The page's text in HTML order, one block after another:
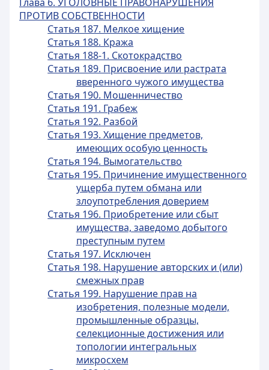
ПРОТИВ СОБСТВЕННОСТИ
Статья 187. Мелкое хищение
Статья 188. Кража
Статья 188-1. Скотокрадство
Статья 189. Присвоение или растрата
вверенного чужого имущества
Статья 190. Мошенничество
Статья 191. Грабеж
Статья 192. Разбой
Статья 193. Хищение предметов,
имеющих особую ценность
Статья 194. Вымогательство
Статья 195. Причинение имущественного
ущерба путем обмана или
злоупотребления доверием
Статья 196. Приобретение или сбыт
имущества, заведомо добытого
преступным путем
Статья 197. Исключен
Статья 198. Нарушение авторских и (или)
смежных прав
Статья 199. Нарушение прав на
изобретения, полезные модели,
промышленные образцы,
селекционные достижения или
топологии интегральных
микросхем